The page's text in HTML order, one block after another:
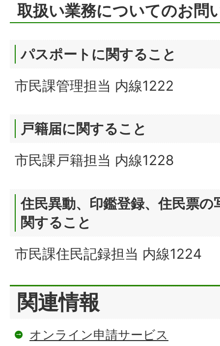
取扱い業務についてのお問
パスポートに関すること
市民課管理担当 内線1222
戸籍届に関すること
市民課戸籍担当 内線1228
住民異動、印鑑登録、住民票
関すること
市民課住民記録担当 内線1224
関連情報
オンライン申請サービス